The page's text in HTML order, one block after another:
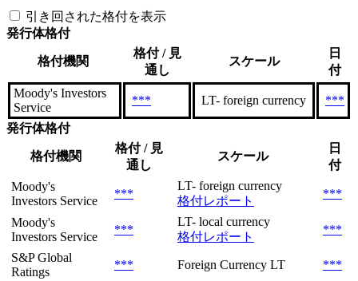
引き回された格付を表示
発行体格付
格付機関
格付 / 見
通し
スケール
日
付
Moody's Investors
Service
*** LT- foreign currency ***
発行体格付
格付機関
格付 / 見
通し
スケール
日
付
Moody's
Investors Service
***
LT- foreign currency
格付レポート
***
Moody's
Investors Service
***
LT- local currency
格付レポート
***
S&P Global
Ratings
*** Foreign Currency LT
***